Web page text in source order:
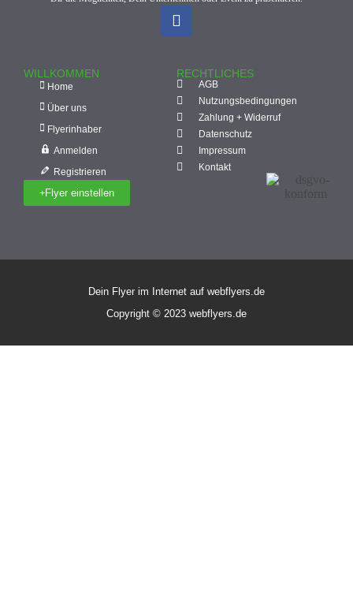
WILLKOMMEN
Home
Über uns
Flyerinhaber
Anmelden
Registrieren
Flyer einstellen
RECHTLICHES
AGB
Nutzungsbedingungen
Zahlung + Widerruf
Datenschutz
Impressum
Kontakt
Dein Flyer im Internet auf webflyers.de
Copyright © 2023 webflyers.de